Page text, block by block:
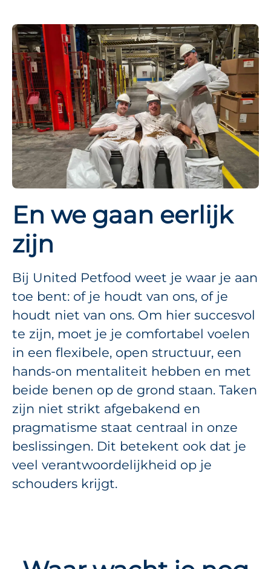
En we gaan eerlijk
zijn
Bij United Petfood weet je waar je aan
toe bent: of je houdt van ons, of je
houdt niet van ons. Om hier succesvol
te zijn, moet je je comfortabel voelen
in een flexibele, open structuur, een
hands-on mentaliteit hebben en met
beide benen op de grond staan. Taken
zijn niet strikt afgebakend en
pragmatisme staat centraal in onze
beslissingen. Dit betekent ook dat je
veel verantwoordelijkheid op je
schouders krijgt.